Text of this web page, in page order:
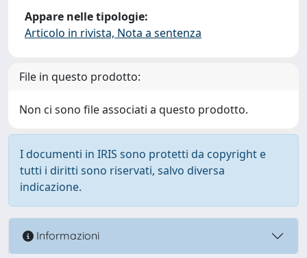
Appare nelle tipologie:
Articolo in rivista, Nota a sentenza
File in questo prodotto:
Non ci sono file associati a questo prodotto.
I documenti in IRIS sono protetti da copyright e
tutti i diritti sono riservati, salvo diversa
indicazione.
Informazioni